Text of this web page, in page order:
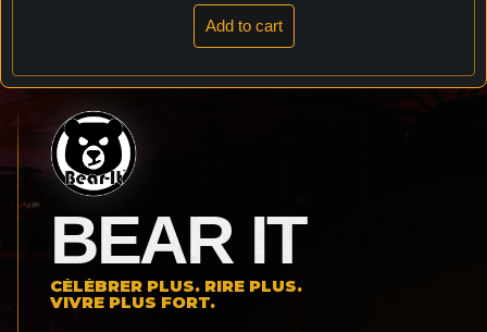
Add to cart
BEAR IT
CÉLÉBRER PLUS. RIRE PLUS.
VIVRE PLUS FORT.